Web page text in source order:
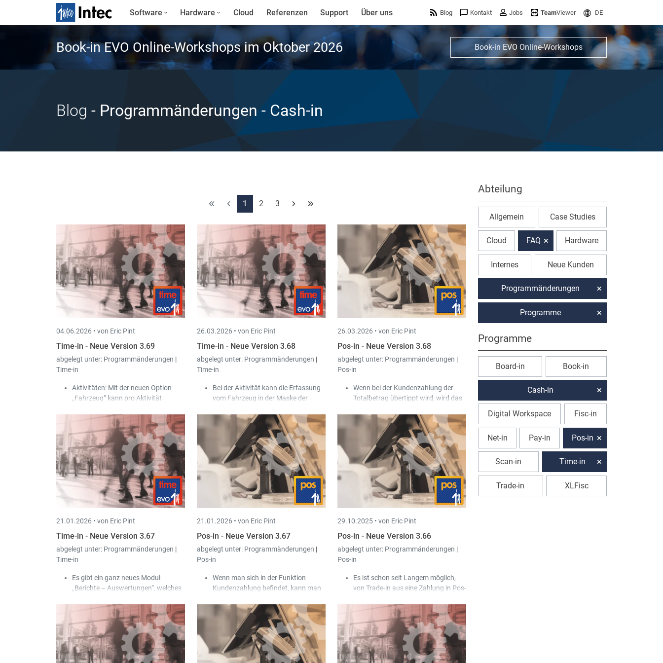
Software Hardware Cloud Referenzen Support Über uns Blog Kontakt Jobs TeamViewer DE
Book-in EVO Online-Workshops im Oktober 2026 Book-in EVO Online-Workshops
Blog - Programmänderungen - Cash-in
1 2 3
04.06.2026 • von Eric Pint
Time-in - Neue Version 3.69
abgelegt unter: Programmänderungen |
Time-in
Aktivitäten: Mit der neuen Option
„Fahrzeug“ kann pro Aktivität
bei der Erfassung
(Arbeits-/Stempelzeiten) für den
Benutzer erlaubt oder verpflichtend
ist.
26.03.2026 • von Eric Pint
Time-in - Neue Version 3.68
abgelegt unter: Programmänderungen |
Time-in
Bei der Aktivität kann die Erfassung
vom Fahrzeug in der Maske der
erlaubte / verpflichtende Eingabe
konfiguriert werden.
Bei den Projekten wird der Benutzer,
der das Projekt erstellt/zuletzt
verändert hat, mit entsprechendem
Datum festgehalten.
Bei den mobilen Geräten (Time-in
App) kann ein globaler Filter für die
Kunden, Projekte und Aktivitäten
26.03.2026 • von Eric Pint
Pos-in - Neue Version 3.68
abgelegt unter: Programmänderungen |
Pos-in
Wenn bei der Kundenzahlung der
Totalbetrag übertippt wird, wird das
Über die Cash-in Benutzerrechte
kann man einem Benutzer erlauben,
die Trade-in Einstellung "nicht
änderbarer Preis" des Artikels zu
ignorieren.
Verschiedene Zahlungsterminals
drucken ein Kassenabschluss-Ticket
aus. Das kann man jetzt abschalten.
21.01.2026 • von Eric Pint
Time-in - Neue Version 3.67
abgelegt unter: Programmänderungen |
Time-in
Es gibt ein ganz neues Modul
„Berichte – Auswertungen“, welches
erstellen und zu speichern, sowie das
Resultat nach Excel zu exportieren.
Bei den (Urlaubs) Anträgen wurde
eine neue Option "Benachrichtigung
per Mail" hinzugefügt, damit der
zuständige Sachbearbeiter bei einem
21.01.2026 • von Eric Pint
Pos-in - Neue Version 3.67
abgelegt unter: Programmänderungen |
Pos-in
Wenn man sich in der Funktion
Kundenzahlung befindet, kann man
Barcodes scannen. Das Dokument
wird dann zur Zahlung ausgewählt.
Wenn beim Zahlen eines Trade-in
Dokumentes ein Rückgabegutschein
erstellt wird (z.B. im Falle einer
Retoure), wird die Nummer des
29.10.2025 • von Eric Pint
Pos-in - Neue Version 3.66
abgelegt unter: Programmänderungen |
Pos-in
Es ist schon seit Langem möglich,
von Trade-in aus eine Zahlung in Pos-
Programme auf dem gleichen PC
laufen, und dann konnte man mit
dem €-Button auf einem
Kundenauftrag die Zahlung in Pos-in
starten. Das geht jetzt auch in dem
Fall, wo Pos-in nicht auf dem
Abteilung
Allgemein Case Studies
Cloud FAQ Hardware
Internes Neue Kunden
Programmänderungen
Programme
Programme
Board-in Book-in
Cash-in
Digital Workspace Fisc-in
Net-in Pay-in Pos-in
Scan-in Time-in
Trade-in XLFisc